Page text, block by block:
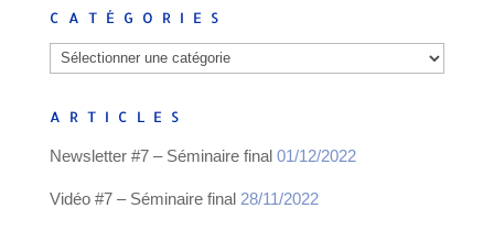
CATÉGORIES
Catégories
ARTICLES
Newsletter #7 – Séminaire final 01/12/2022
Vidéo #7 – Séminaire final 28/11/2022